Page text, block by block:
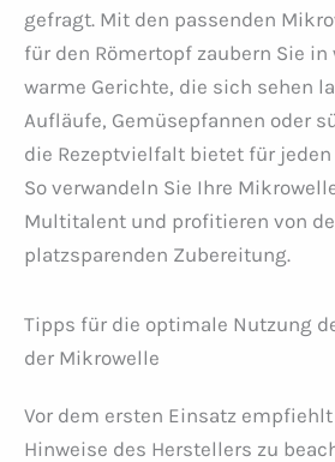
gefragt. Mit den passenden
für den Römertopf zaubern Sie
warme Gerichte, die sich sehen
Aufläufe, Gemüsepfannen oder
die Rezeptvielfalt bietet für
So verwandeln Sie Ihre
Multitalent und profitieren von
platzsparenden Zubereitung.
Tipps für die optimale Nutzung
der Mikrowelle
Vor dem ersten Einsatz
Hinweise des Herstellers zu